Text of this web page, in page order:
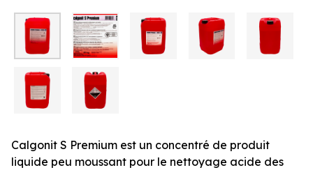
Calgonit S Premium est un concentré de produit
liquide peu moussant pour le nettoyage acide des